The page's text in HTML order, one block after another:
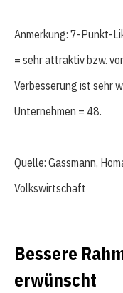
Anmerkung: 7-Punkt-
= sehr attraktiv bzw.
Verbesserung ist sehr
Unternehmen = 48.
Quelle: Gassmann,
Volkswirtschaft
Bessere
erwünscht